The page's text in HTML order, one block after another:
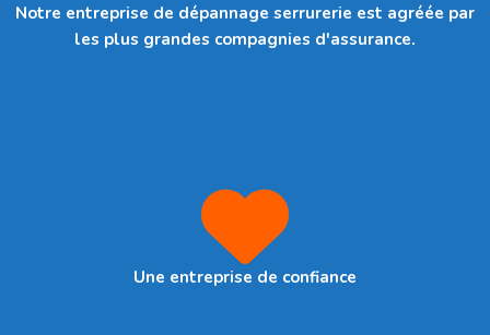
Notre entreprise de dépannage serrurerie est agréée par
les plus grandes compagnies d'assurance.
Une entreprise de confiance